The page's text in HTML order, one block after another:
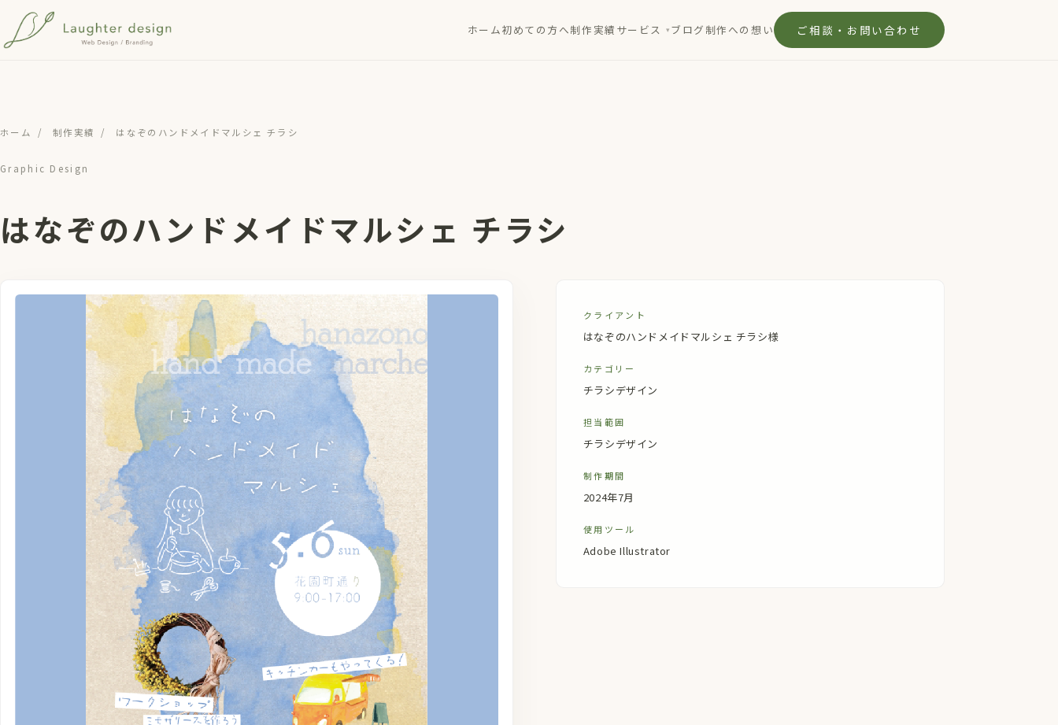
メインコンテンツへスキップ
ホーム初めての方へ制作実績 サービス ブログ 制作への想い ご相談・お問い合わせ
ホーム / 制作実績 / はなぞのハンドメイドマルシェ チラシ
Graphic Design
はなぞのハンドメイドマルシェ チラシ
クライアント
はなぞのハンドメイドマルシェ チラシ様
カテゴリー
チラシデザイン
担当範囲
チラシデザイン
制作期間
2024年7月
使用ツール
Adobe Illustrator